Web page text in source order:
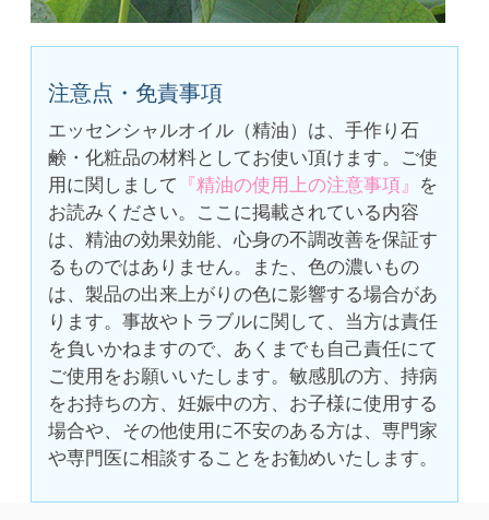
注意点・免責事項
エッセンシャルオイル（精油）は、手作り石
鹸・化粧品の材料としてお使い頂けます。ご使
用に関しまして 『精油の使用上の注意事項』 を
お読みください。ここに掲載されている内容
は、精油の効果効能、心身の不調改善を保証す
るものではありません。また、色の濃いもの
は、製品の出来上がりの色に影響する場合があ
ります。事故やトラブルに関して、当方は責任
を負いかねますので、あくまでも自己責任にて
ご使用をお願いいたします。敏感肌の方、持病
をお持ちの方、妊娠中の方、お子様に使用する
場合や、その他使用に不安のある方は、専門家
や専門医に相談することをお勧めいたします。